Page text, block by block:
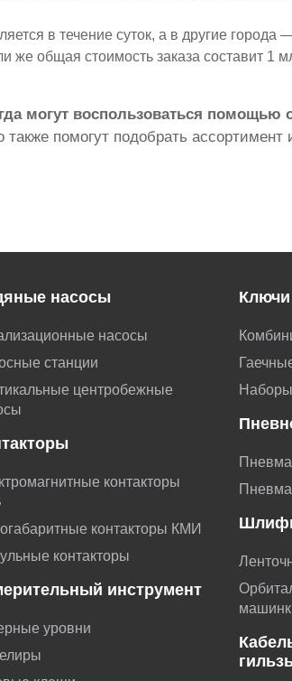
в течение суток, а в другие
же общая стоимость заказа составит 1
могут воспользоваться помощью
помогут подобрать ассортимент
насосы
насосы
станции
центробежные
контакторы
контакторы КМИ
контакторы
инструмент
уровни
Ключи